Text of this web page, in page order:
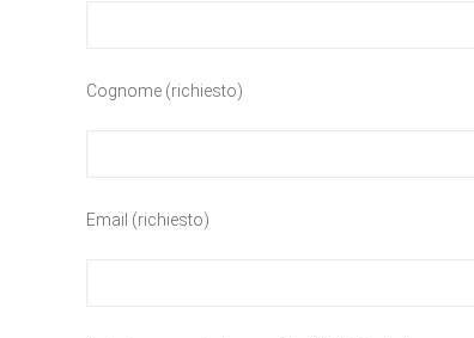
Cognome (richiesto)
Email (richiesto)